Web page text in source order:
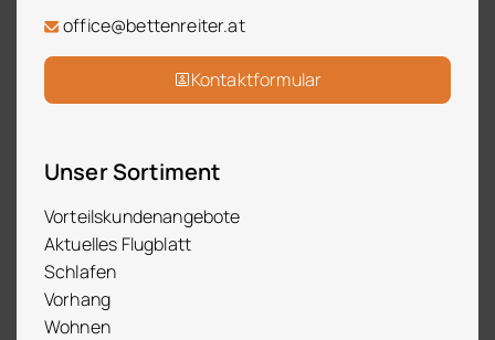
office@bettenreiter.at
Kontaktformular
Unser Sortiment
Vorteilskundenangebote
Aktuelles Flugblatt
Schlafen
Vorhang
Wohnen